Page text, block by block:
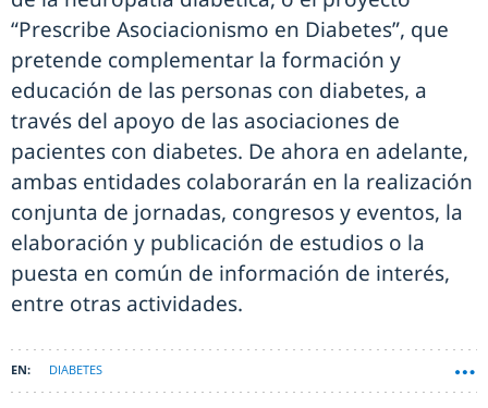
“Prescribe Asociacionismo en Diabetes”, que
pretende complementar la formación y
educación de las personas con diabetes, a
través del apoyo de las asociaciones de
pacientes con diabetes. De ahora en adelante,
ambas entidades colaborarán en la realización
conjunta de jornadas, congresos y eventos, la
elaboración y publicación de estudios o la
puesta en común de información de interés,
entre otras actividades.
DIABETES